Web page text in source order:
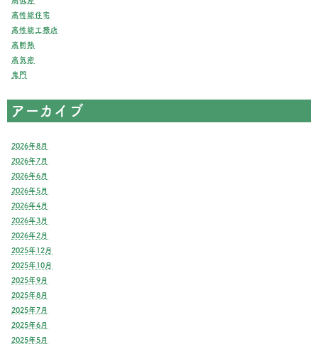
高性能住宅
高性能工務店
高断熱
高気密
鬼門
アーカイブ
2026年8月
2026年7月
2026年6月
2026年5月
2026年4月
2026年3月
2026年2月
2025年12月
2025年10月
2025年9月
2025年8月
2025年7月
2025年6月
2025年5月